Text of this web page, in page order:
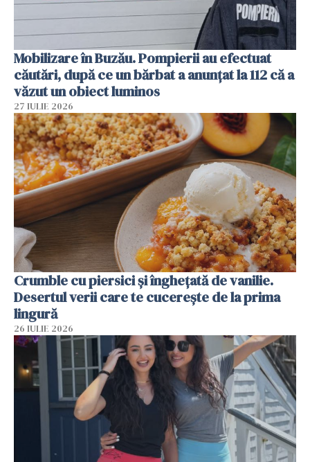
Mobilizare în Buzău. Pompierii au efectuat
căutări, după ce un bărbat a anunțat la 112 că a
văzut un obiect luminos
27 IULIE 2026
Crumble cu piersici și înghețată de vanilie.
Desertul verii care te cucerește de la prima
lingură
26 IULIE 2026